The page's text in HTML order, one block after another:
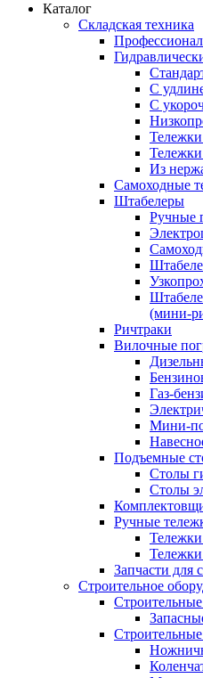
Каталог
Складская техника
С
С
Из
Самоходные
Штабелеры
Ручные
(мини-
Ричтраки
Вилочные
Газ-
Мини-
Подъемные
Столы
Столы
Ручные
Запчасти для
Строительное